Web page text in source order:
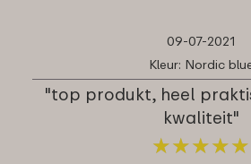
09-07-2021
Kleur: Nordic
"top produkt, heel
kwaliteit"
★★★★★
★★★★★